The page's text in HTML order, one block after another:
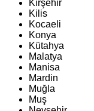
Kırşehir
Kilis
Kocaeli
Konya
Kütahya
Malatya
Manisa
Mardin
Muğla
Muş